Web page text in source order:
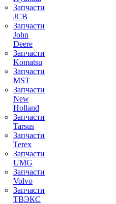
Запчасти
JCB
Запчасти
John
Deere
Запчасти
Komatsu
Запчасти
MST
Запчасти
New
Holland
Запчасти
Tarsus
Запчасти
Terex
Запчасти
UMG
Запчасти
Volvo
Запчасти
ТВЭКС